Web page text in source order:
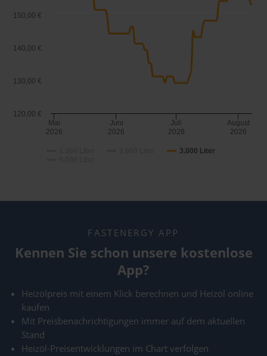
3.000 Liter
Mai
2026
Juni
2026
Juli
2026
August
2026
120,00 €
130,00 €
140,00 €
150,00 €
FASTENERGY APP
Kennen Sie schon unsere kostenlose
App?
Heizölpreis mit einem Klick berechnen und Heizöl online
kaufen
Mit Preisbenachrichtigungen immer auf dem aktuellen
Stand
Heizöl-Preisentwicklungen im Chart verfolgen